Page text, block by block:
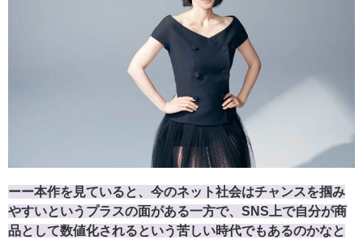
ーー本作を見ていると、今のネット社会はチャンスを掴み
やすいというプラスの面がある一方で、SNS上で自分が商
品として数値化されるという苦しい時代でもあるのかなと